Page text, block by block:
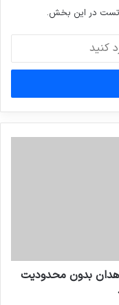
تست در این بخش.
بدون محدودیت